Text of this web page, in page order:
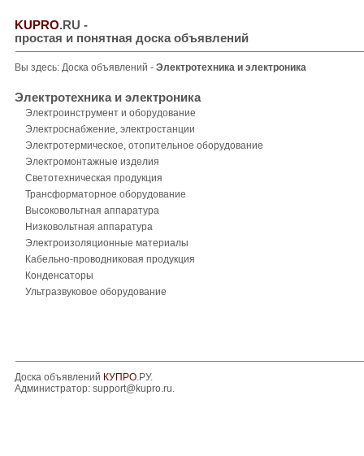
KUPRO.RU -
простая и понятная доска объявлений
Вы здесь: Доска объявлений - Электротехника и электроника
Электротехника и электроника
Электроинструмент и оборудование
Электроснабжение, электростанции
Электротермическое, отопительное оборудование
Электромонтажные изделия
Светотехническая продукция
Трансформаторное оборудование
Высоковольтная аппаратура
Низковольтная аппаратура
Электроизоляционные материалы
Кабельно-проводниковая продукция
Конденсаторы
Ультразвуковое оборудование
Доска объявлений КУПРО.РУ.
Администратор: support@kupro.ru.